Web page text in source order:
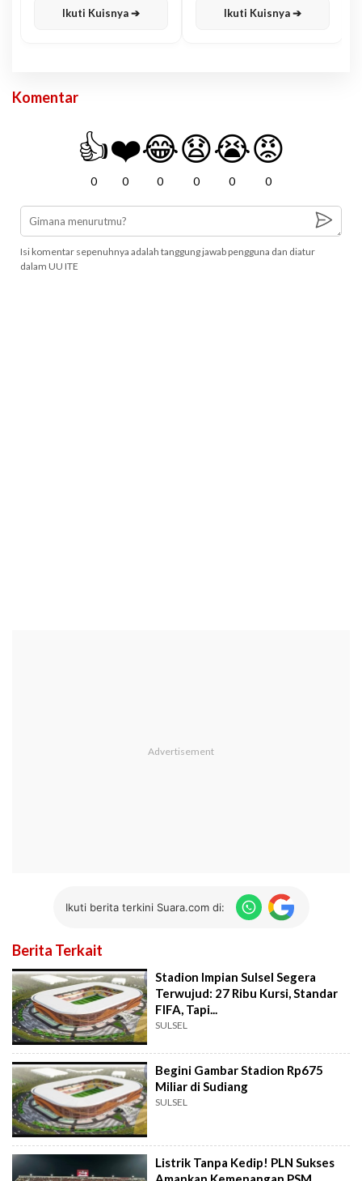
Ikuti Kuisnya ➔ Ikuti Kuisnya ➔
Komentar
👍
0
❤️
0
😂
0
😧
0
😭
0
😡
0
Isi komentar sepenuhnya adalah tanggung jawab pengguna dan diatur
dalam UU ITE
Ikuti berita terkini Suara.com di:
Berita Terkait
Stadion Impian Sulsel Segera
Terwujud: 27 Ribu Kursi, Standar
FIFA, Tapi...
SULSEL
Begini Gambar Stadion Rp675
Miliar di Sudiang
SULSEL
Listrik Tanpa Kedip! PLN Sukses